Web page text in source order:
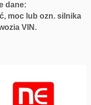
dane:
moc lub ozn. silnika
VIN.